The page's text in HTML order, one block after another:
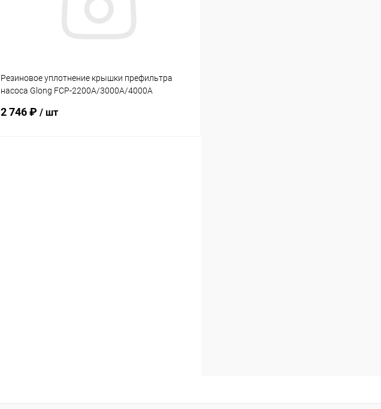
Резиновое уплотнение крышки префильтра
насоса Glong FCP-2200A/3000A/4000A
2 746 ₽ / шт